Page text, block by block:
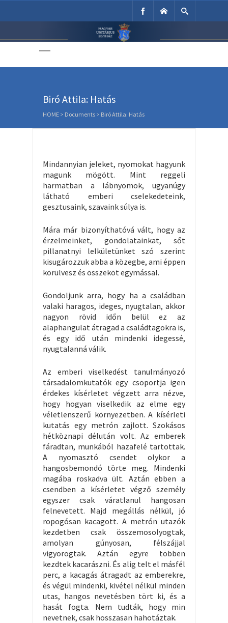
Unitárius Egyház
Biró Attila: Hatás
HOME > Documents > Biró Attila: Hatás
Mindannyian jeleket, nyomokat hagyunk
magunk mögött. Mint reggeli
harmatban a lábnyomok, ugyanúgy
látható emberi cselekedeteink,
gesztusaink, szavaink súlya is.
Mára már bizonyíthatóvá vált, hogy az
érzelmeinket, gondolatainkat, sőt
pillanatnyi lelkületünket szó szerint
kisugározzuk abba a közegbe, ami éppen
körülvesz és összeköt egymással.
Gondoljunk arra, hogy ha a családban
valaki haragos, ideges, nyugtalan, akkor
nagyon rövid időn belül ez az
alaphangulat átragad a családtagokra is,
és egy idő után mindenki idegessé,
nyugtalanná válik.
Az emberi viselkedést tanulmányozó
társadalomkutatók egy csoportja igen
érdekes kísérletet végzett arra nézve,
hogy hogyan viselkedik az elme egy
véletlenszerű környezetben. A kísérleti
kutatás egy metrón zajlott. Szokásos
hétköznapi délután volt. Az emberek
fáradtan, munkából hazafelé tartottak.
A nyomasztó csendet olykor a
hangosbemondó törte meg. Mindenki
magába roskadva ült. Aztán ebben a
csendben a kísérletet végző személy
egyszer csak váratlanul hangosan
felnevetett. Majd megállás nélkül, jó
ropogósan kacagott. A metrón utazók
kezdetben csak összemosolyogtak,
amolyan gúnyosan, félszájjal
vigyorogtak. Aztán egyre többen
kezdtek kacarászni. És alig telt el másfél
perc, a kacagás átragadt az emberekre,
és végül mindenki, kivétel nélkül minden
utas, hangos nevetésben tört ki, és a
hasát fogta. Nem tudták, hogy min
nevetnek, csak hosszasan hahotáztak.